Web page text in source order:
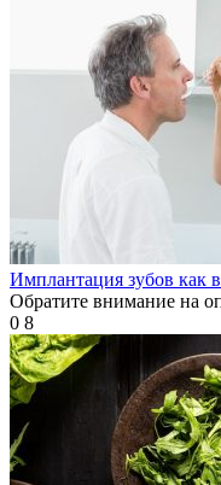
Имплантация зубов как
Обратите внимание на
0 8